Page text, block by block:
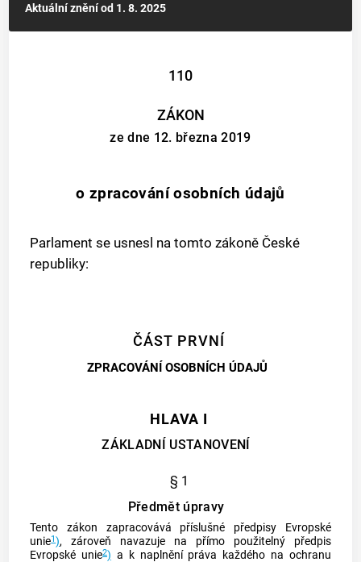
Aktuální zněníod 1. 8. 2025
110
ZÁKON
ze dne 12. března 2019
o zpracování osobních údajů
Parlament se usnesl na tomto zákoně České
republiky:
ČÁST PRVNÍ
ZPRACOVÁNÍ OSOBNÍCH ÚDAJŮ
HLAVA I
ZÁKLADNÍ USTANOVENÍ
§ 1
Předmět úpravy
Tento zákon zapracovává příslušné předpisy Evropské
unie1), zároveň navazuje na přímo použitelný předpis
Evropské unie2) a k naplnění práva každého na ochranu